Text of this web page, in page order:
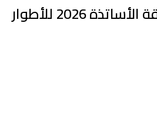
كشف نتائج مسابقة الأساتذة 2026 للأطوار